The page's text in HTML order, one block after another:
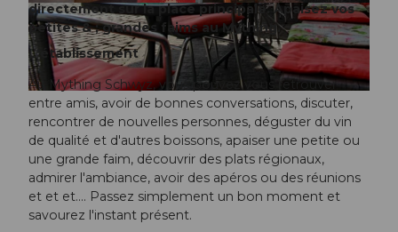
directement sur la place principale. Apaisez vos
petites & ; grandes faims au Mything.
L'établissement
Au Mything Schwyz, vous pouvez vous retrouver
entre amis, avoir de bonnes conversations, discuter,
rencontrer de nouvelles personnes, déguster du vin
de qualité et d'autres boissons, apaiser une petite ou
une grande faim, découvrir des plats régionaux,
admirer l'ambiance, avoir des apéros ou des réunions
et et et.... Passez simplement un bon moment et
savourez l'instant présent.